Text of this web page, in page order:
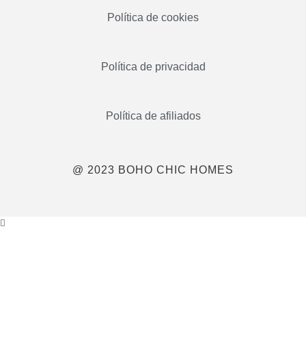
Política de cookies
Política de privacidad
Política de afiliados
@ 2023 BOHO CHIC HOMES